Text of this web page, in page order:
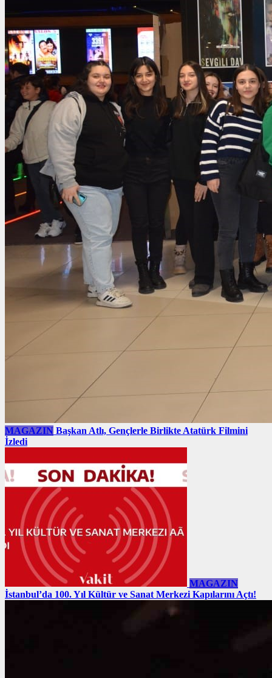
MAGAZIN Başkan Atlı, Gençlerle Birlikte Atatürk Filmini
İzledi
MAGAZIN
İstanbul’da 100. Yıl Kültür ve Sanat Merkezi Kapılarını Açtı!